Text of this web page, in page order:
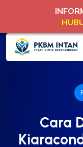
Cara